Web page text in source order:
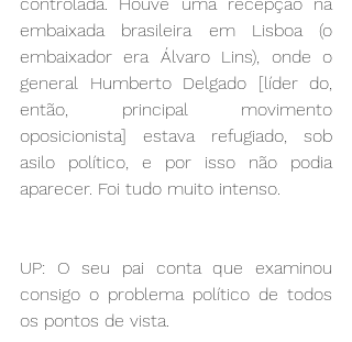
controlada. Houve uma recepção na
embaixada brasileira em Lisboa (o
embaixador era Álvaro Lins), onde o
general Humberto Delgado [líder do,
então, principal movimento
oposicionista] estava refugiado, sob
asilo político, e por isso não podia
aparecer. Foi tudo muito intenso.
UP: O seu pai conta que examinou
consigo o problema político de todos
os pontos de vista.